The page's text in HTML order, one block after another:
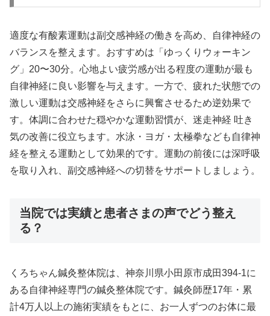
適度な有酸素運動は副交感神経の働きを高め、自律神経の
バランスを整えます。おすすめは「ゆっくりウォーキン
グ」20〜30分。心地よい疲労感が出る程度の運動が最も
自律神経に良い影響を与えます。一方で、疲れた状態での
激しい運動は交感神経をさらに興奮させるため逆効果で
す。体調に合わせた穏やかな運動習慣が、迷走神経 吐き
気の改善に役立ちます。水泳・ヨガ・太極拳なども自律神
経を整える運動として効果的です。運動の前後には深呼吸
を取り入れ、副交感神経への切替をサポートしましょう。
当院では実績と患者さまの声でどう整え
る？
くろちゃん鍼灸整体院は、神奈川県小田原市成田394-1に
ある自律神経専門の鍼灸整体院です。鍼灸師歴17年・累
計4万人以上の施術実績をもとに、お一人ずつのお体に最